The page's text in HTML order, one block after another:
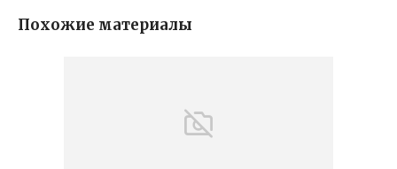
Похожие материалы